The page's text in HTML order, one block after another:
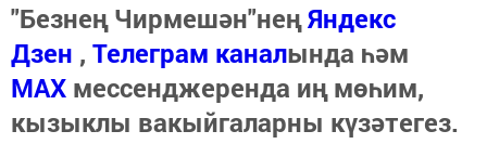
"Безнең Чирмешән"неңЯндекс
Дзен , Телеграм каналында һәм
МАХ мессенджеренда иң мөһим,
кызыклы вакыйгаларны күзәтегез.